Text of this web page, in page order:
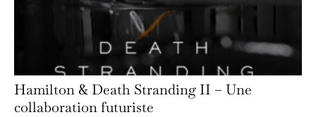
Hamilton & Death Stranding II – Une
collaboration futuriste